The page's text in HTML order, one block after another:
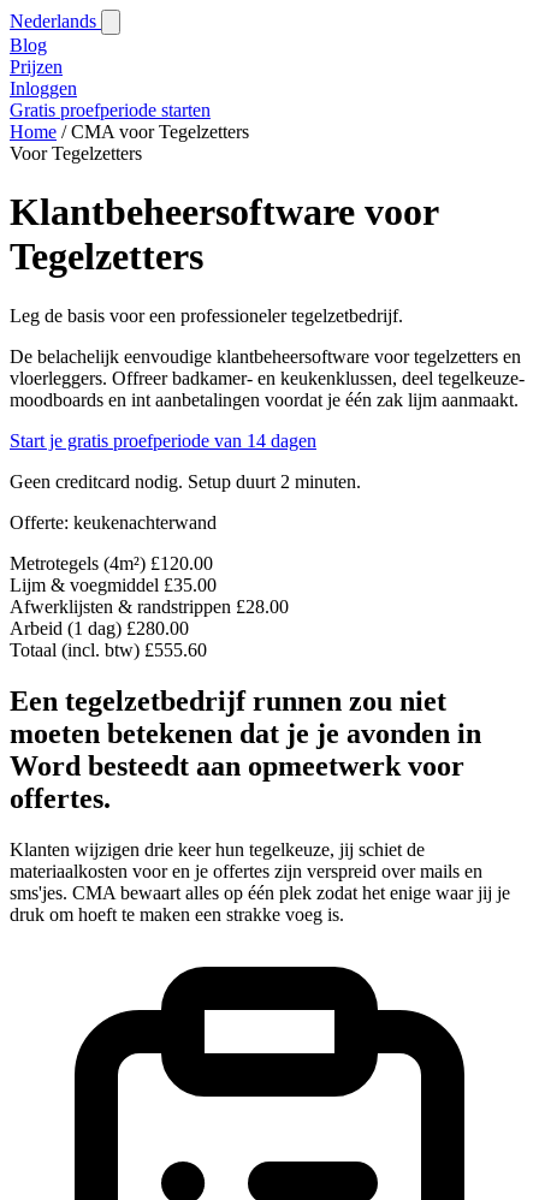
Nederlands
Blog‎
Prijzen
Inloggen
Gratis proefperiode starten
Home / CMA voor Tegelzetters
Voor Tegelzetters
Klantbeheersoftware voor
Tegelzetters
Leg de basis voor een professioneler tegelzetbedrijf.
De belachelijk eenvoudige klantbeheersoftware voor tegelzetters en
vloerleggers. Offreer badkamer- en keukenklussen, deel tegelkeuze-
moodboards en int aanbetalingen voordat je één zak lijm aanmaakt.
Start je gratis proefperiode van 14 dagen
Geen creditcard nodig. Setup duurt 2 minuten.
Offerte: keukenachterwand
Metrotegels (4m²) £120.00
Lijm & voegmiddel £35.00
Afwerklijsten & randstrippen £28.00
Arbeid (1 dag) £280.00
Totaal (incl. btw) £555.60
Een tegelzetbedrijf runnen zou niet
moeten betekenen dat je je avonden in
Word besteedt aan opmeetwerk voor
offertes.
Klanten wijzigen drie keer hun tegelkeuze, jij schiet de
materiaalkosten voor en je offertes zijn verspreid over mails en
sms'jes. CMA bewaart alles op één plek zodat het enige waar jij je
druk om hoeft te maken een strakke voeg is.